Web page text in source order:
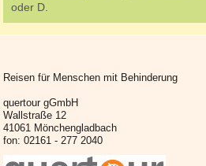
oder D.
Reisen für Menschen mit Behinderung
quertour gGmbH
Wallstraße 12
41061 Mönchengladbach
fon: 02161 - 277 2040